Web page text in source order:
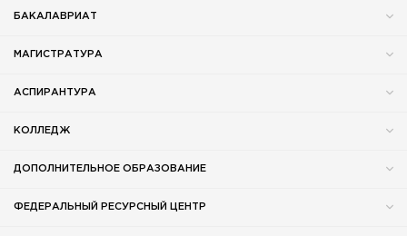
БАКАЛАВРИАТ
МАГИСТРАТУРА
АСПИРАНТУРА
КОЛЛЕДЖ
ДОПОЛНИТЕЛЬНОЕ ОБРАЗОВАНИЕ
ФЕДЕРАЛЬНЫЙ РЕСУРСНЫЙ ЦЕНТР